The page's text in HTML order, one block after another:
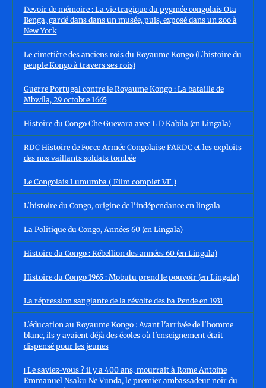
Devoir de mémoire : La vie tragique du pygmée congolais Ota
Benga, gardé dans dans un musée, puis, exposé dans un zoo à
New York
Le cimetière des anciens rois du Royaume Kongo (L'histoire du
peuple Kongo à travers ses rois)
Guerre Portugal contre le Royaume Kongo : La bataille de
Mbwila, 29 octobre 1665
Histoire du Congo Che Guevara avec L D Kabila (en Lingala)
RDC Histoire de Force Armée Congolaise FARDC et les exploits
des nos vaillants soldats tombée
Le Congolais Lumumba ( Film complet VF )
L'histoire du Congo, origine de l'indépendance en lingala
La Politique du Congo, Années 60 (en Lingala)
Histoire du Congo : Rébellion des années 60 (en Lingala)
Histoire du Congo 1965 : Mobutu prend le pouvoir (en Lingala)
La répression sanglante de la révolte des ba Pende en 1931
L'éducation au Royaume Kongo : Avant l'arrivée de l'homme
blanc, ils y avaient déjà des écoles où l'enseignement était
dispensé pour les jeunes
ℹ️ Le saviez-vous ? il y a 400 ans, mourrait à Rome Antoine
Emmanuel Nsaku Ne Vunda, le premier ambassadeur noir du